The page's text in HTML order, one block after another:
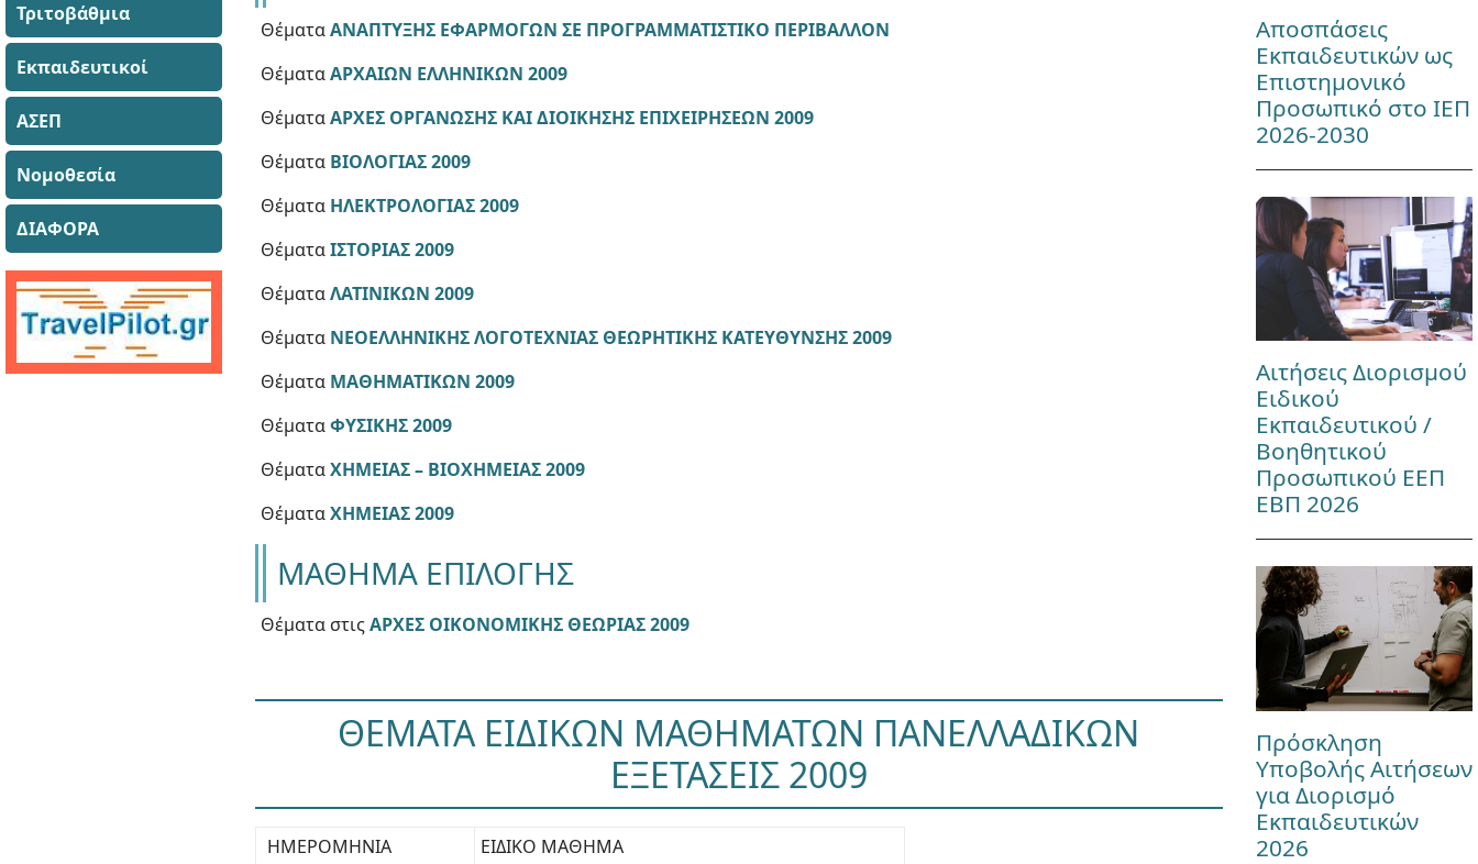
Τριτοβάθμια
Εκπαιδευτικοί
ΑΣΕΠ
Νομοθεσία
ΔΙΑΦΟΡΑ
ΘέματαΑΝΑΠΤΥΞΗΣ ΕΦΑΡΜΟΓΩΝ ΣΕ ΠΡΟΓΡΑΜΜΑΤΙΣΤΙΚΟ ΠΕΡΙΒΑΛΛΟΝ
ΘέματαΑΡΧΑΙΩΝ ΕΛΛΗΝΙΚΩΝ 2009
ΘέματαΑΡΧΕΣ ΟΡΓΑΝΩΣΗΣ ΚΑΙ ΔΙΟΙΚΗΣΗΣ ΕΠΙΧΕΙΡΗΣΕΩΝ 2009
Θέματα ΒΙΟΛΟΓΙΑΣ 2009
Θέματα ΗΛΕΚΤΡΟΛΟΓΙΑΣ 2009
ΘέματαΙΣΤΟΡΙΑΣ 2009
ΘέματαΛΑΤΙΝΙΚΩΝ 2009
Θέματα ΝΕΟΕΛΛΗΝΙΚΗΣ ΛΟΓΟΤΕΧΝΙΑΣ ΘΕΩΡΗΤΙΚΗΣ ΚΑΤΕΥΘΥΝΣΗΣ 2009
Θέματα ΜΑΘΗΜΑΤΙΚΩΝ 2009
ΘέματαΦΥΣΙΚΗΣ 2009
ΘέματαΧΗΜΕΙΑΣ – ΒΙΟΧΗΜΕΙΑΣ 2009
ΘέματαΧΗΜΕΙΑΣ 2009
ΜΑΘΗΜΑ ΕΠΙΛΟΓΗΣ
Θέματα στιςΑΡΧΕΣ ΟΙΚΟΝΟΜΙΚΗΣ ΘΕΩΡΙΑΣ 2009
ΘΕΜΑΤΑ ΕΙΔΙΚΩΝ ΜΑΘΗΜΑΤΩΝ ΠΑΝΕΛΛΑΔΙΚΩΝ
ΕΞΕΤΑΣΕΙΣ 2009
ΗΜΕΡΟΜΗΝΙΑ ΕΙΔΙΚΟ ΜΑΘΗΜΑ
Αποσπάσεις
Εκπαιδευτικών ως
Επιστημονικό
Προσωπικό στο ΙΕΠ
2026-2030
Αιτήσεις Διορισμού
Ειδικού
Εκπαιδευτικού /
Βοηθητικού
Προσωπικού ΕΕΠ
ΕΒΠ 2026
Πρόσκληση
Υποβολής Αιτήσεων
για Διορισμό
Εκπαιδευτικών
2026